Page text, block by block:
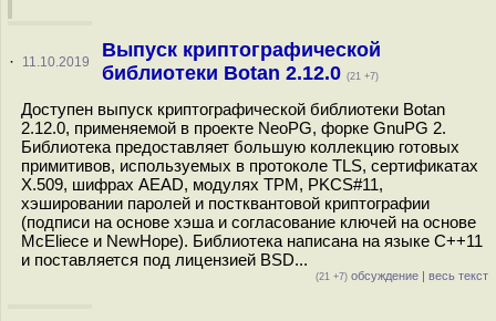
· 11.10.2019
Выпуск криптографической
библиотеки Botan 2.12.0 (21 +7)
Доступен выпуск криптографической библиотеки Botan
2.12.0, применяемой в проекте NeoPG, форке GnuPG 2.
Библиотека предоставляет большую коллекцию готовых
примитивов, используемых в протоколе TLS, сертификатах
X.509, шифрах AEAD, модулях TPM, PKCS#11,
хэшировании паролей и постквантовой криптографии
(подписи на основе хэша и согласование ключей на основе
McEliece и NewHope). Библиотека написана на языке C++11
и поставляется под лицензией BSD...
(21 +7) обсуждение | весь текст